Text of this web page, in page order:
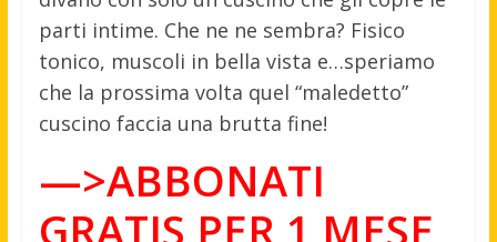
parti intime. Che ne ne sembra? Fisico
tonico, muscoli in bella vista e…speriamo
che la prossima volta quel “maledetto”
cuscino faccia una brutta fine!
—>ABBONATI
GRATIS PER 1 MESE